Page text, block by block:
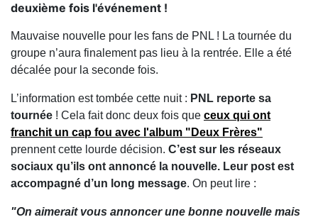
deuxième fois l'événement !
Mauvaise nouvelle pour les fans de PNL ! La tournée du
groupe n’aura finalement pas lieu à la rentrée. Elle a été
décalée pour la seconde fois.
L’information est tombée cette nuit : PNL reporte sa
tournée ! Cela fait donc deux fois que ceux qui ont
franchit un cap fou avec l'album "Deux Frères"
prennent cette lourde décision. C’est sur les réseaux
sociaux qu’ils ont annoncé la nouvelle. Leur post est
accompagné d’un long message. On peut lire :
"On aimerait vous annoncer une bonne nouvelle mais